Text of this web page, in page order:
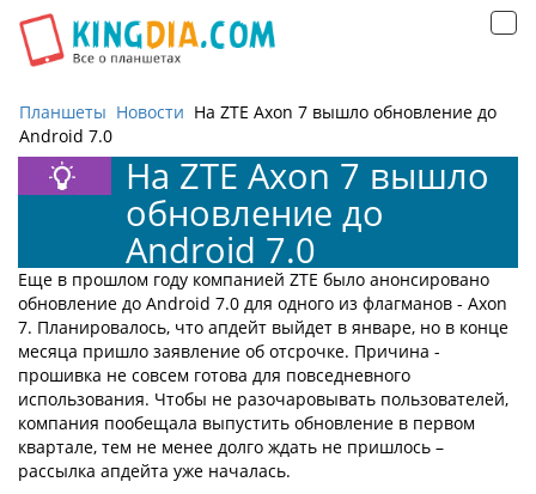
Планшеты Новости На ZTE Axon 7 вышло обновление до
Android 7.0
На ZTE Axon 7 вышло
обновление до
Android 7.0
Еще в прошлом году компанией ZTE было анонсировано
обновление до Android 7.0 для одного из флагманов - Axon
7. Планировалось, что апдейт выйдет в январе, но в конце
месяца пришло заявление об отсрочке. Причина -
прошивка не совсем готова для повседневного
использования. Чтобы не разочаровывать пользователей,
компания пообещала выпустить обновление в первом
квартале, тем не менее долго ждать не пришлось –
рассылка апдейта уже началась.